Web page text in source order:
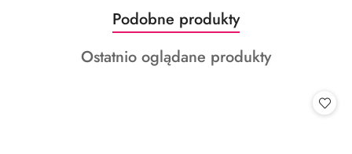
Pomiń karuzelę produktów
Produkty
o
statusie:
Podobne produkty
Produkty
Ostatnio oglądane produkty